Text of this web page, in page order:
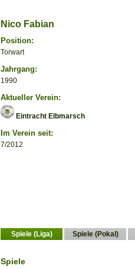
Nico Fabian
Position:
Torwart
Jahrgang:
1990
Aktueller Verein:
Eintracht Elbmarsch
Im Verein seit:
7/2012
Spiele (Liga) Spiele (Pokal)
Spiele